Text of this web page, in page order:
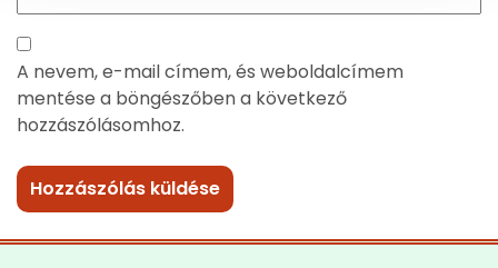
A nevem, e-mail címem, és weboldalcímem
mentése a böngészőben a következő
hozzászólásomhoz.